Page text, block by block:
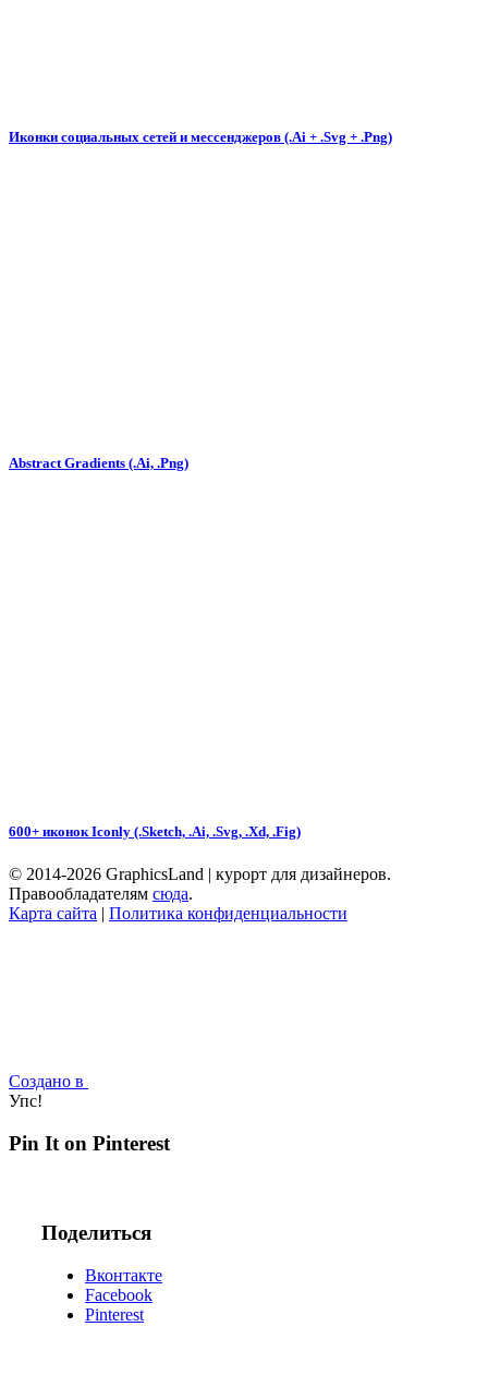
Иконки социальных сетей и мессенджеров (.Ai + .Svg + .Png)
Abstract Gradients (.Ai, .Png)
600+ иконок Iconly (.Sketch, .Ai, .Svg, .Xd, .Fig)
© 2014-2026 GraphicsLand | курорт для дизайнеров.
Правообладателям сюда.
Карта сайта | Политика конфиденциальности
Создано в
Упс!
Pin It on Pinterest
Поделиться
Вконтакте
Facebook
Pinterest